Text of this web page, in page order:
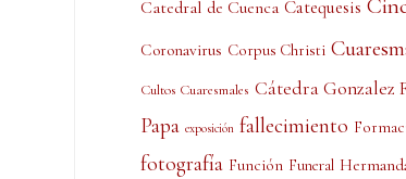
Catedral de Cuenca Catequesis
Coronavirus Corpus Christi
Cultos Cuaresmales Cátedra Gonzalez
Papa exposición fallecimiento
fotografía Función Funeral